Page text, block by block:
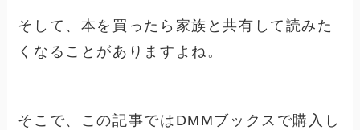
そして、本を買ったら家族と共有して読みた
くなることがありますよね。
そこで、この記事ではDMMブックスで購入し